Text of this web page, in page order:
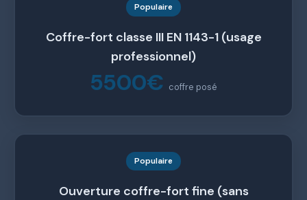
Populaire
Coffre-fort classe III EN 1143-1 (usage
professionnel)
5500€ coffre posé
Populaire
Ouverture coffre-fort fine (sans